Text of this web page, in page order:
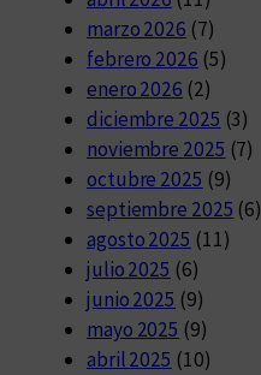
marzo 2026 (7)
febrero 2026 (5)
enero 2026 (2)
diciembre 2025 (3)
noviembre 2025 (7)
octubre 2025 (9)
septiembre 2025 (6)
agosto 2025 (11)
julio 2025 (6)
junio 2025 (9)
mayo 2025 (9)
abril 2025 (10)